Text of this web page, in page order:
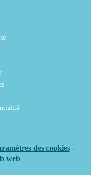
des cookies-
web